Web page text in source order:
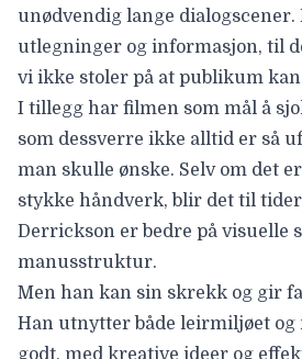
unødvendig lange dialogscener.
utlegninger og informasjon, til
vi ikke stoler på at publikum kan
I tillegg har filmen som mål å
som dessverre ikke alltid er så
man skulle ønske. Selv om det
stykke håndverk, blir det til
Derrickson er bedre på visuelle
manusstruktur.
Men han kan sin skrekk og gir
Han utnytter både leirmiljøet
godt, med kreative ideer og